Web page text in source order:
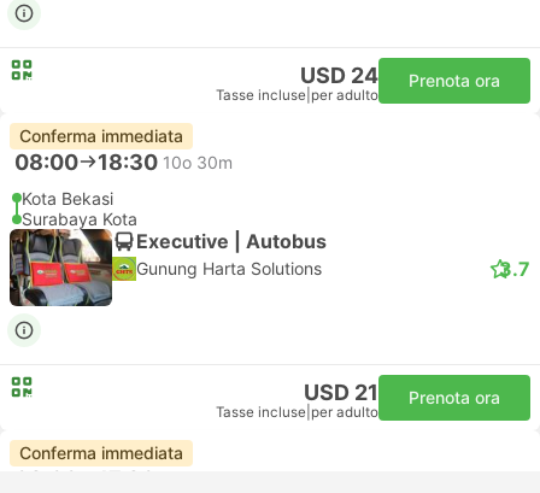
USD 24
Tasse incluse per adulto
Prenota ora
Conferma immediata
08:00 18:30 10o 30m
Kota Bekasi
Surabaya Kota
Executive | Autobus
Gunung Harta Solutions 3.7
USD 21
Tasse incluse per adulto
Prenota ora
Conferma immediata
08:00 17:30